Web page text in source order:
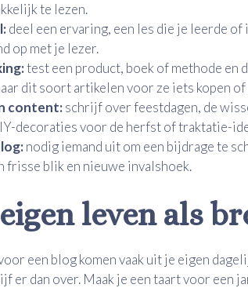
te lezen.
deel een ervaring, een les die je leerde
op met je lezer.
test een product, boek of methode en
dit soort artikelen voor ze iets kopen
content:schrijf over feestdagen, de
decoraties voor de herfst of traktatie-
nodig iemand uit om een bijdrage te
frisse blik en nieuwe invalshoek.
leven als
een blog komen vaak uit je eigen
er dan over. Maak je een taart voor een